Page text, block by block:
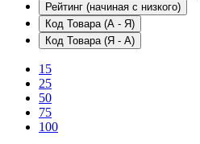
Рейтинг (начиная с низкого)
Код Товара (А - Я)
Код Товара (Я - А)
15
25
50
75
100